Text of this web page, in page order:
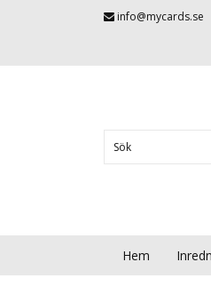
info@mycards.se
Hem